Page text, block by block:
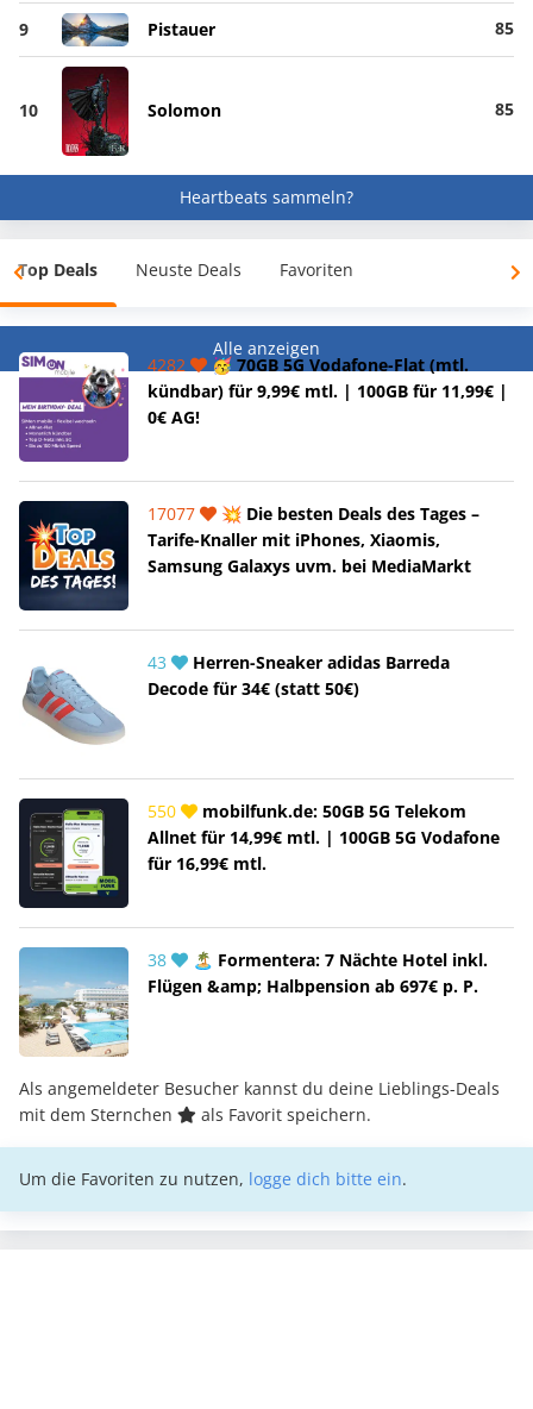
9 Pistauer 85
10 Solomon 85
Heartbeats sammeln?
Top Deals Neuste Deals Favoriten
Alle anzeigen
4282
🥳 70GB 5G Vodafone-Flat (mtl.
kündbar) für 9,99€ mtl. | 100GB für 11,99€ |
0€ AG!
17077
💥 Die besten Deals des Tages –
Tarife-Knaller mit iPhones, Xiaomis,
Samsung Galaxys uvm. bei MediaMarkt
43
Herren-Sneaker adidas Barreda
Decode für 34€ (statt 50€)
550
mobilfunk.de: 50GB 5G Telekom
Allnet für 14,99€ mtl. | 100GB 5G Vodafone
für 16,99€ mtl.
38
🏝️ Formentera: 7 Nächte Hotel inkl.
Flügen &amp; Halbpension ab 697€ p. P.
Als angemeldeter Besucher kannst du deine Lieblings-Deals
mit dem Sternchen
als Favorit speichern.
Um die Favoriten zu nutzen, logge dich bitte ein.